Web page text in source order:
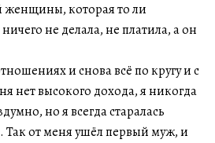
женщины, которая то ли
не делала, не платила, а он
и снова всё по кругу и с
нет высокого дохода, я никогда
но я всегда старалась
Так от меня ушёл первый муж, и